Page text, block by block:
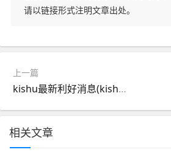
请以链接形式注明文章出处。
上一篇
kishu最新利好消息(kishu最新行情)
相关文章